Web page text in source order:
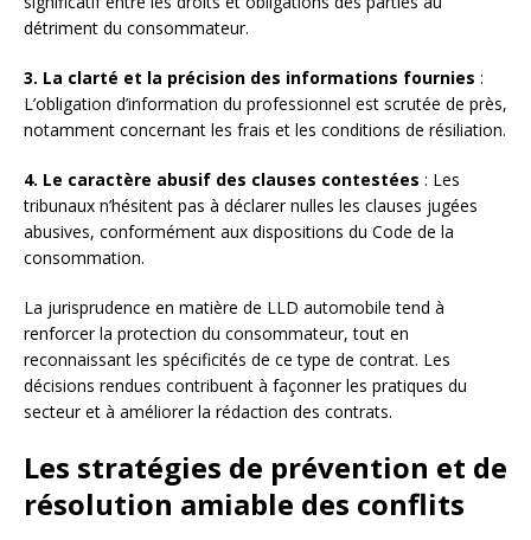
détriment du consommateur.
3. La clarté et la précision des informations fournies :
L’obligation d’information du professionnel est scrutée de près,
notamment concernant les frais et les conditions de résiliation.
4. Le caractère abusif des clauses contestées : Les
tribunaux n’hésitent pas à déclarer nulles les clauses jugées
abusives, conformément aux dispositions du Code de la
consommation.
La jurisprudence en matière de LLD automobile tend à
renforcer la protection du consommateur, tout en
reconnaissant les spécificités de ce type de contrat. Les
décisions rendues contribuent à façonner les pratiques du
secteur et à améliorer la rédaction des contrats.
Les stratégies de prévention et de
résolution amiable des conflits